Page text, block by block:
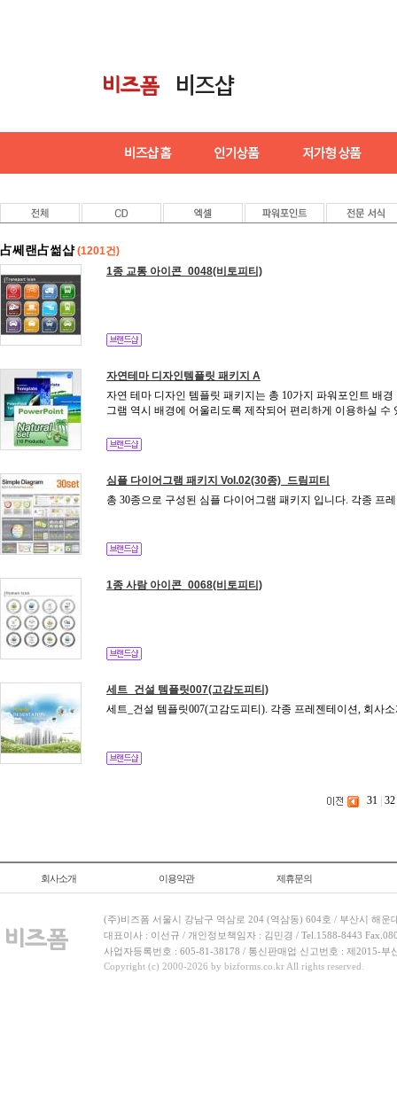
占쎄랜占썲샵 (1201건)
1종 교통 아이콘_0048(비토피티)
자연테마 디자인템플릿 패키지 A
자연 테마 디자인 템플릿 패키지는 총 10가지 파워포인트 배
그램 역시 배경에 어울리도록 제작되어 편리하게 이용하실 수
심플 다이어그램 패키지 Vol.02(30종)_드림피티
총 30종으로 구성된 심플 다이어그램 패키지 입니다. 각종 프
1종 사람 아이콘_0068(비토피티)
세트_건설 템플릿007(고감도피티)
세트_건설 템플릿007(고감도피티). 각종 프레젠테이션, 회사
31 32
회사소개 이용약관 제휴문의
(주)비즈폼 서울시 강남구 역삼로 204 (역삼동) 604호 / 부산시 해운
대표이사 : 이선규 / 개인정보책임자 : 김민경 / Tel.1588-8443
사업자등록번호 : 605-81-38178 / 통신판매업 신고번호 : 제2015-부
Copyright (c) 2000-2026 by bizforms.co.kr All rights reserved.